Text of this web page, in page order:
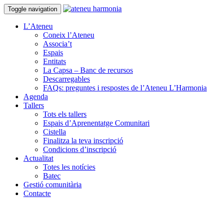
Toggle navigation
L’Ateneu
Coneix l’Ateneu
Associa’t
Espais
Entitats
La Capsa – Banc de recursos
Descarregables
FAQs: preguntes i respostes de l’Ateneu L’Harmonia
Agenda
Tallers
Tots els tallers
Espais d’Aprenentatge Comunitari
Cistella
Finalitza la teva inscripció
Condicions d’inscripció
Actualitat
Totes les notícies
Batec
Gestió comunitària
Contacte